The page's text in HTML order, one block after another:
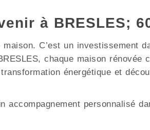
à BRESLES;
C’est un investissement
chaque maison rénovée
énergétique et
accompagnement personnalisé